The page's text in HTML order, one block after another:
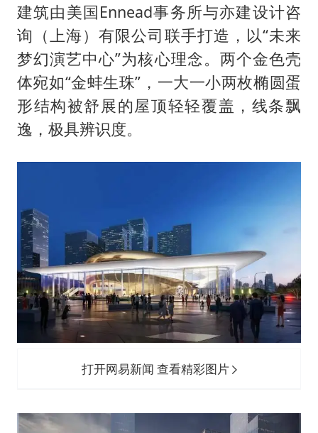
建筑由美国Ennead事务所与亦建设计咨
询（上海）有限公司联手打造，以“未来
梦幻演艺中心”为核心理念。两个金色壳
体宛如“金蚌生珠”，一大一小两枚椭圆蛋
形结构被舒展的屋顶轻轻覆盖，线条飘
逸，极具辨识度。
打开网易新闻 查看精彩图片